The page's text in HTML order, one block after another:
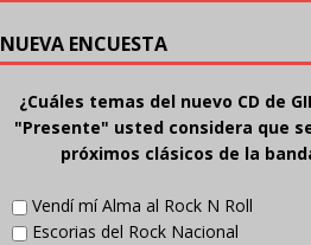
NUEVA ENCUESTA
¿Cuáles temas del nuevo CD de
"Presente" usted considera que
próximos clásicos de la
Vendí mí Alma al Rock N Roll
Escorias del Rock Nacional